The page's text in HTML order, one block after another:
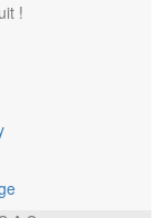
!